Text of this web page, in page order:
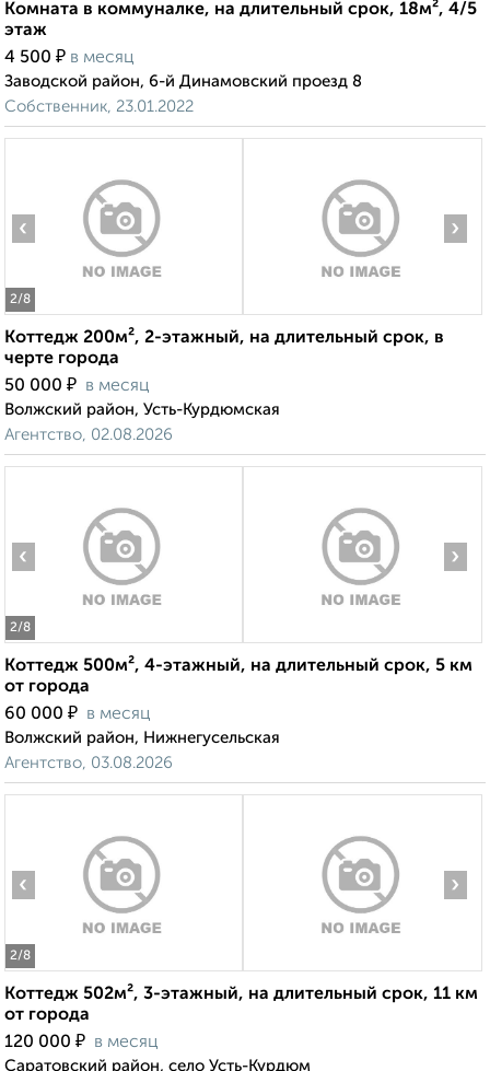
Комната в коммуналке, на длительный срок, 18м², 4/5
этаж
4 500 ₽ в месяц
Заводской район, 6-й Динамовский проезд 8
Собственник, 23.01.2022
2/8
‹ ›
Коттедж 200м², 2-этажный, на длительный срок, в
черте города
50 000 ₽ в месяц
Волжский район, Усть-Курдюмская
Агентство, 02.08.2026
2/8
‹ ›
Коттедж 500м², 4-этажный, на длительный срок, 5 км
от города
60 000 ₽ в месяц
Волжский район, Нижнегусельская
Агентство, 03.08.2026
2/8
‹ ›
Коттедж 502м², 3-этажный, на длительный срок, 11 км
от города
120 000 ₽ в месяц
Саратовский район, село Усть-Курдюм